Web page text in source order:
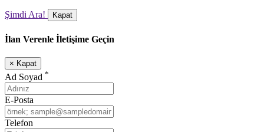
Şimdi Ara! Kapat
İlan Verenle İletişime Geçin
× Kapat
Ad Soyad *
E-Posta
Telefon